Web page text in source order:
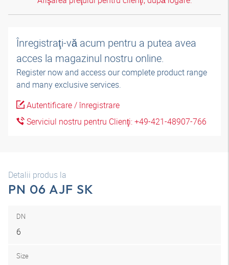
Înregistraţi-vă acum pentru a putea avea
acces la magazinul nostru online.
Register now and access our complete product range
and many exclusive services.
Autentificare / înregistrare
Serviciul nostru pentru Clienţi: +49-421-48907-766
Detalii produs la
PN 06 AJF SK
DN
6
Size